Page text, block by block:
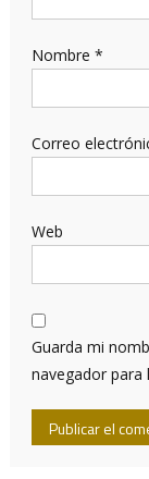
Nombre *
Correo
Web
Guarda mi
navegador para